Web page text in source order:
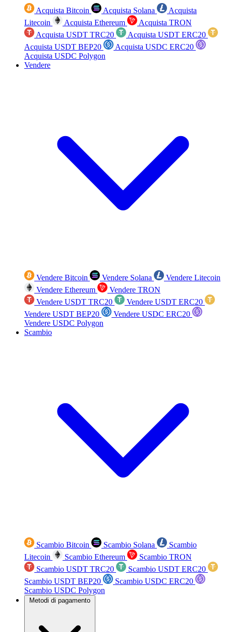
Acquista Bitcoin Acquista Solana
Acquista
Litecoin
Acquista Ethereum
Acquista TRON
Acquista USDT TRC20
Acquista USDT ERC20
Acquista USDT BEP20
Acquista USDC ERC20
Acquista USDC Polygon
Vendere
Vendere Bitcoin Vendere Solana
Vendere Litecoin
Vendere Ethereum
Vendere TRON
Vendere USDT TRC20
Vendere USDT ERC20
Vendere USDT BEP20
Vendere USDC ERC20
Vendere USDC Polygon
Scambio
Scambio Bitcoin Scambio Solana
Scambio
Litecoin
Scambio Ethereum
Scambio TRON
Scambio USDT TRC20
Scambio USDT ERC20
Scambio USDT BEP20
Scambio USDC ERC20
Scambio USDC Polygon
Metodi di pagamento